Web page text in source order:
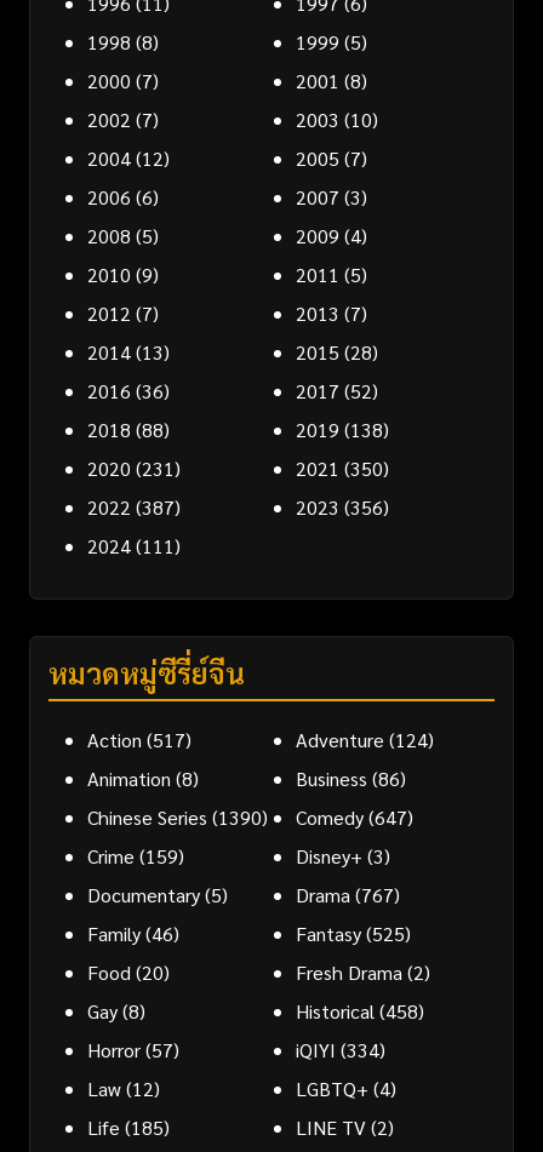
1998 (8) 1999 (5)
2000 (7) 2001 (8)
2002 (7) 2003 (10)
2004(12) 2005 (7)
2006 (6) 2007 (3)
2008 (5) 2009 (4)
2010 (9) 2011 (5)
2012 (7) 2013 (7)
2014(13) 2015 (28)
2016 (36) 2017 (52)
2018 (88) 2019 (138)
2020 (231) 2021 (350)
2022 (387) 2023 (356)
2024(111)
หมวดหมู่ซีรี่ย์จีน
Action (517) Adventure (124)
Animation (8) Business (86)
Chinese Series (1390) Comedy(647)
Crime (159) Disney+ (3)
Documentary(5) Drama (767)
Family(46) Fantasy(525)
Food (20) Fresh Drama (2)
Gay(8) Historical (458)
Horror(57) iQIYI (334)
Law(12) LGBTQ+ (4)
Life (185) LINE TV(2)